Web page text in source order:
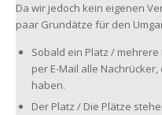
Da wir jedoch kein eigenen
paar Grundätze für den
Sobald ein Platz /
per E-Mail alle
haben.
Der Platz / Die Plätze